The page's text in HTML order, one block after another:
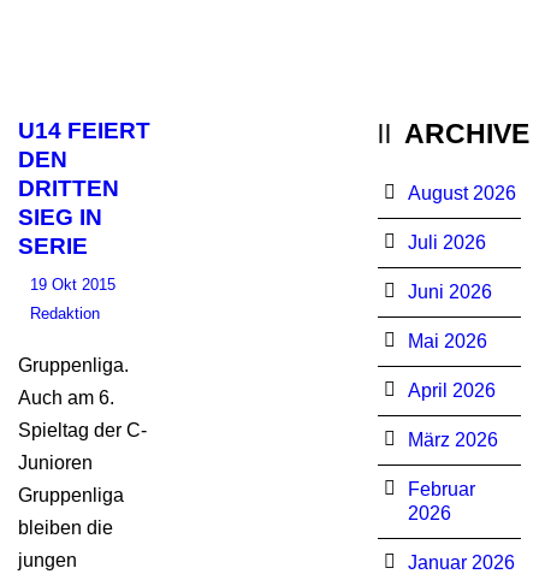
U14 FEIERT
DEN
DRITTEN
SIEG IN
SERIE
19 Okt 2015
Redaktion
Gruppenliga.
Auch am 6.
Spieltag der C-
Junioren
Gruppenliga
bleiben die
jungen
ARCHIVE
August 2026
Juli 2026
Juni 2026
Mai 2026
April 2026
März 2026
Februar
2026
Januar 2026